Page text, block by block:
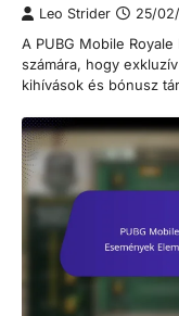
Leo Strider 25/
A PUBG Mobile
számára, hogy
kihívások és bónusz